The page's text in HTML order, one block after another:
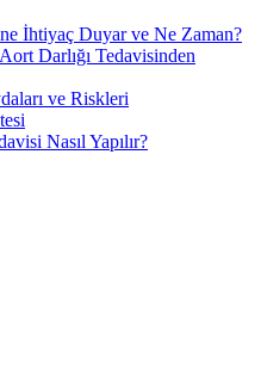
İhtiyaç Duyar ve Ne Zaman?
Darlığı Tedavisinden
ve Riskleri
Nasıl Yapılır?